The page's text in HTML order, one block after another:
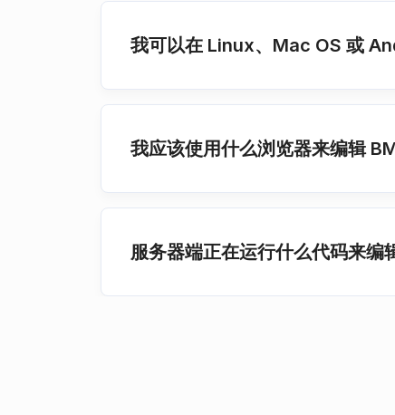
我可以在 Linux、Mac OS 或
我应该使用什么浏览器来编辑
服务器端正在运行什么代码来编